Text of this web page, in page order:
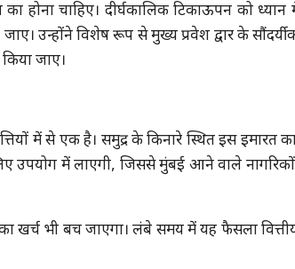
होना चाहिए। दीर्घकालिक टिकाऊपन को
उन्होंने विशेष रूप से मुख्य प्रवेश द्वार के
जाए।
में से एक है। समुद्र के किनारे स्थित इस इमारत
उपयोग में लाएगी, जिससे मुंबई आने वाले
खर्च भी बच जाएगा। लंबे समय में यह फैसला